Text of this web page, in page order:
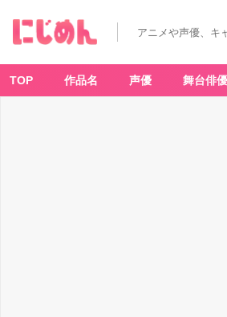
アニメや声優、キ
TOP 作品名 声優 舞台俳優